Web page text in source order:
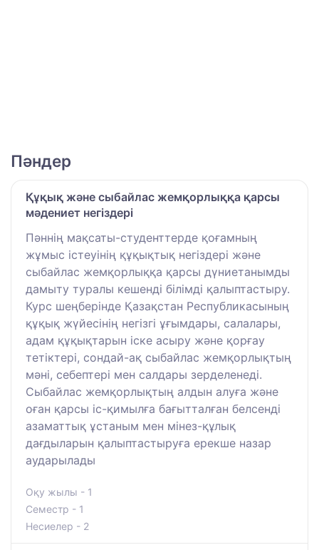
Пәндер
Құқық және сыбайлас жемқорлыққа қарсы
мәдениет негіздері
Пәннің мақсаты-студенттерде қоғамның
жұмыс істеуінің құқықтық негіздері және
сыбайлас жемқорлыққа қарсы дүниетанымды
дамыту туралы кешенді білімді қалыптастыру.
Курс шеңберінде Қазақстан Республикасының
құқық жүйесінің негізгі ұғымдары, салалары,
адам құқықтарын іске асыру және қорғау
тетіктері, сондай-ақ сыбайлас жемқорлықтың
мәні, себептері мен салдары зерделенеді.
Сыбайлас жемқорлықтың алдын алуға және
оған қарсы іс-қимылға бағытталған белсенді
азаматтық ұстаным мен мінез-құлық
дағдыларын қалыптастыруға ерекше назар
аударылады
Оқу жылы - 1
Семестр - 1
Несиелер - 2